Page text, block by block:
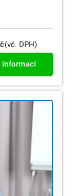
(vč. DPH)
informací